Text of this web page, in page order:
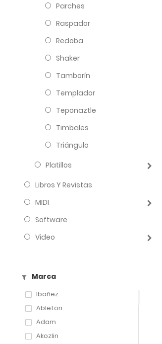
Parches
Raspador
Redoba
Shaker
Tamborín
Templador
Teponaztle
Timbales
Triángulo
Platillos
Libros Y Revistas
MIDI
Software
Video
Marca
Ibañez
Ableton
Adam
Akozlin